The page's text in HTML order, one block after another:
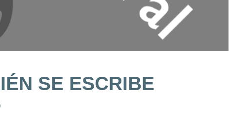
SE ESCRIBE